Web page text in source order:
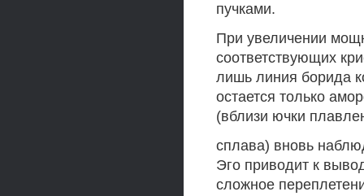
пучками.
При увеличении
соответствующих
лишь линия борида
остается только
(вблизи ючки
сплава) вновь
Эго приводит к
сложное